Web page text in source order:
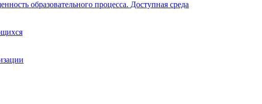
образовательного процесса. Доступная среда